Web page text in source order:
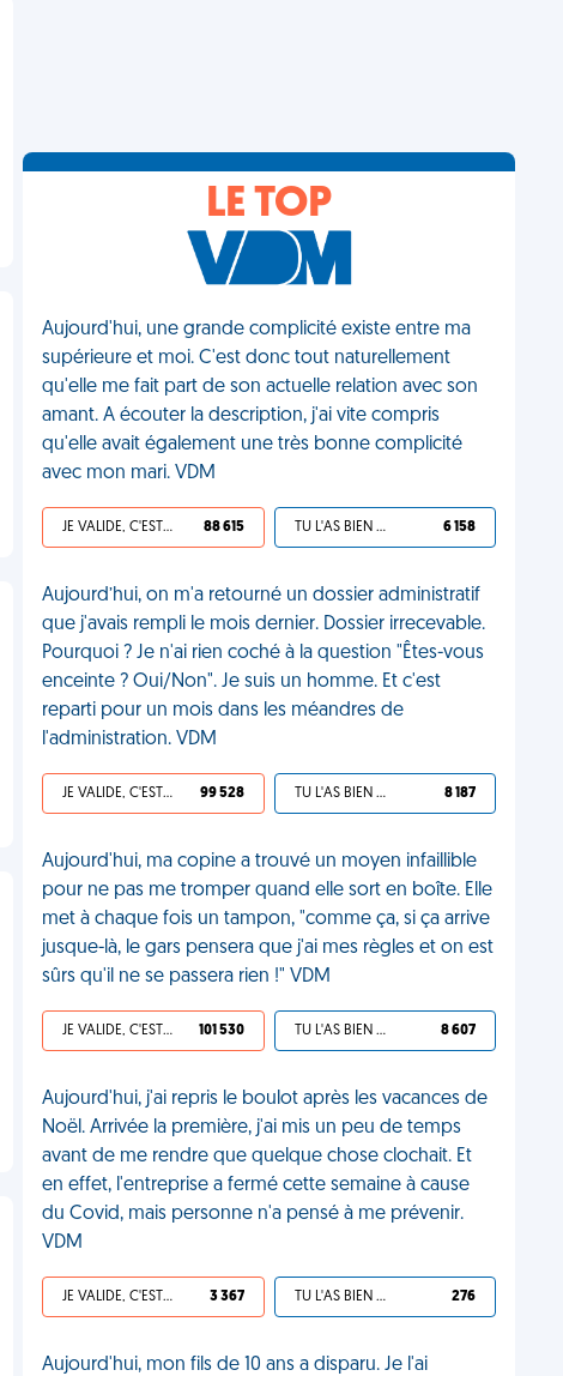
LE TOP
Aujourd'hui, une grande complicité existe entre ma
supérieure et moi. C'est donc tout naturellement
qu'elle me fait part de son actuelle relation avec son
amant. A écouter la description, j'ai vite compris
qu'elle avait également une très bonne complicité
avec mon mari. VDM
JE VALIDE, C'EST UNE VDM 88 615 TU L'AS BIEN MÉRITÉ 6 158
Aujourd’hui, on m'a retourné un dossier administratif
que j'avais rempli le mois dernier. Dossier irrecevable.
Pourquoi ? Je n'ai rien coché à la question "Êtes-vous
enceinte ? Oui/Non". Je suis un homme. Et c'est
reparti pour un mois dans les méandres de
l'administration. VDM
JE VALIDE, C'EST UNE VDM 99 528 TU L'AS BIEN MÉRITÉ 8 187
Aujourd'hui, ma copine a trouvé un moyen infaillible
pour ne pas me tromper quand elle sort en boîte. Elle
met à chaque fois un tampon, "comme ça, si ça arrive
jusque-là, le gars pensera que j'ai mes règles et on est
sûrs qu'il ne se passera rien !" VDM
JE VALIDE, C'EST UNE VDM 101 530 TU L'AS BIEN MÉRITÉ 8 607
Aujourd'hui, j'ai repris le boulot après les vacances de
Noël. Arrivée la première, j'ai mis un peu de temps
avant de me rendre que quelque chose clochait. Et
en effet, l'entreprise a fermé cette semaine à cause
du Covid, mais personne n'a pensé à me prévenir.
VDM
JE VALIDE, C'EST UNE VDM 3 367 TU L'AS BIEN MÉRITÉ 276
Aujourd'hui, mon fils de 10 ans a disparu. Je l'ai